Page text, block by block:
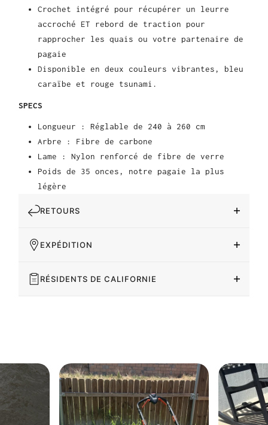
Crochet intégré pour récupérer un leurre
accroché ET rebord de traction pour
rapprocher les quais ou votre partenaire de
pagaie
Disponible en deux couleurs vibrantes, bleu
caraïbe et rouge tsunami.
SPECS
Longueur : Réglable de 240 à 260 cm
Arbre : Fibre de carbone
Lame : Nylon renforcé de fibre de verre
Poids de 35 onces, notre pagaie la plus
légère
RETOURS
EXPÉDITION
RÉSIDENTS DE CALIFORNIE